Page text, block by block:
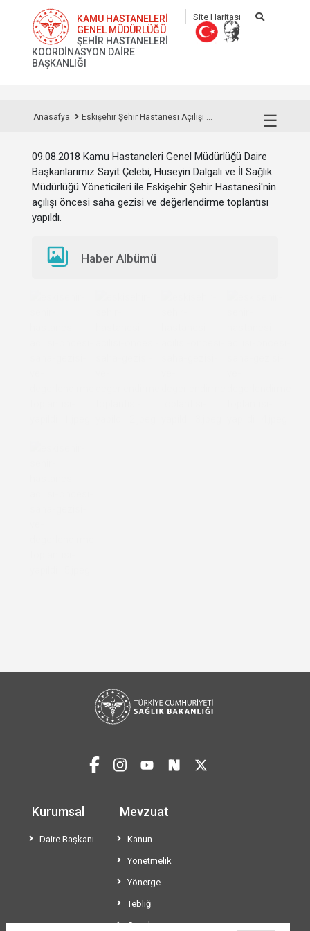
KAMU HASTANELERİ
GENEL MÜDÜRLÜĞÜ
ŞEHİR HASTANELERİ
KOORDİNASYON DAİRE
BAŞKANLIĞI
Site Haritası
☰
Anasafya Eskişehir Şehir Hastanesi Açılışı ...
09.08.2018 Kamu Hastaneleri Genel Müdürlüğü Daire
Başkanlarımız Sayit Çelebi, Hüseyin Dalgalı ve İl Sağlık
Müdürlüğü Yöneticileri ile Eskişehir Şehir Hastanesi'nin
açılışı öncesi saha gezisi ve değerlendirme toplantısı
yapıldı.
Haber Albümü
Kurumsal
Daire Başkanı
Mevzuat
Kanun
Yönetmelik
Yönerge
Tebliğ
Genelge